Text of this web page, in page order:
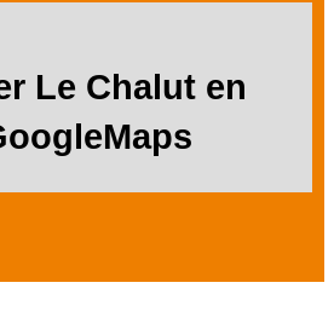
Le Chalut en